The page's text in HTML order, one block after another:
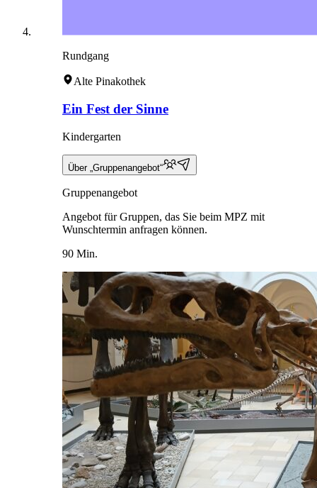
Rundgang
Alte Pinakothek
Ein Fest der Sinne
Kindergarten
Über „Gruppenangebot“
Gruppenangebot
Angebot für Gruppen, das Sie beim MPZ mit
Wunschtermin anfragen können.
90 Min.